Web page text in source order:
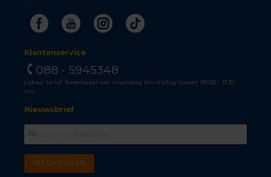
FacebookYoutubeInstagram
Tiktok
Klantenservice
088 - 5945348
Lokaal tarief. Bereikbaar van maandag t/m vrijdag tussen 08.00 - 17.30
uur.
Nieuwsbrief
INSCHRIJVEN